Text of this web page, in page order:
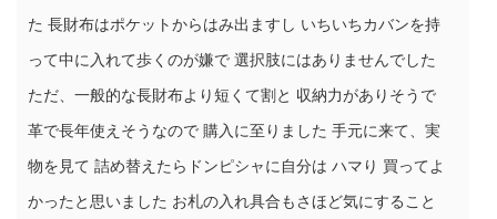
た 長財布はポケットからはみ出ますし いちいちカバンを持
って中に入れて歩くのが嫌で 選択肢にはありませんでした
ただ、一般的な長財布より短くて割と 収納力がありそうで
革で長年使えそうなので 購入に至りました 手元に来て、実
物を見て 詰め替えたらドンピシャに自分は ハマり 買ってよ
かったと思いました お札の入れ具合もさほど気にすること